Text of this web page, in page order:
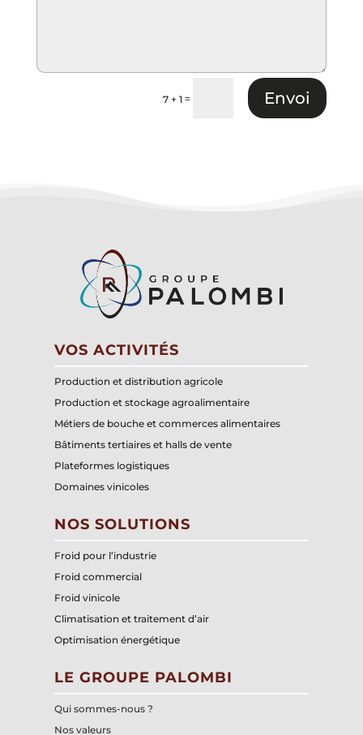
7 + 1 = Envoi
VOS ACTIVITÉS
Production et distribution agricole
Production et stockage agroalimentaire
Métiers de bouche et commerces alimentaires
Bâtiments tertiaires et halls de vente
Plateformes logistiques
Domaines vinicoles
NOS SOLUTIONS
Froid pour l’industrie
Froid commercial
Froid vinicole
Climatisation et traitement d’air
Optimisation énergétique
LE GROUPE PALOMBI
Qui sommes-nous ?
Nos valeurs